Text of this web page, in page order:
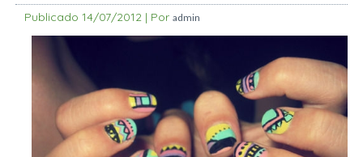
Publicado 14/07/2012 | Por admin